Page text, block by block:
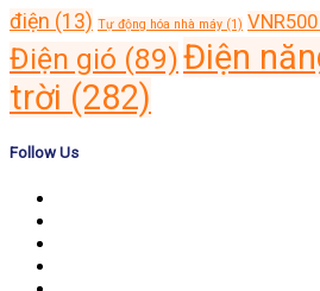
điện (13) Tự động hóa nhà máy (1) VNR500
Điện gió (89)Điện
trời (282)
Follow Us